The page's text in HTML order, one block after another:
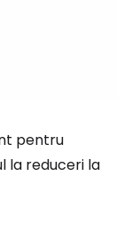
pentru
la reduceri la